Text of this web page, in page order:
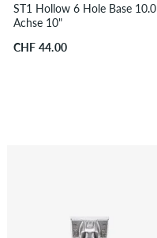
ST1 Hollow 6 Hole Base 10.0
Achse 10"
CHF 44.00